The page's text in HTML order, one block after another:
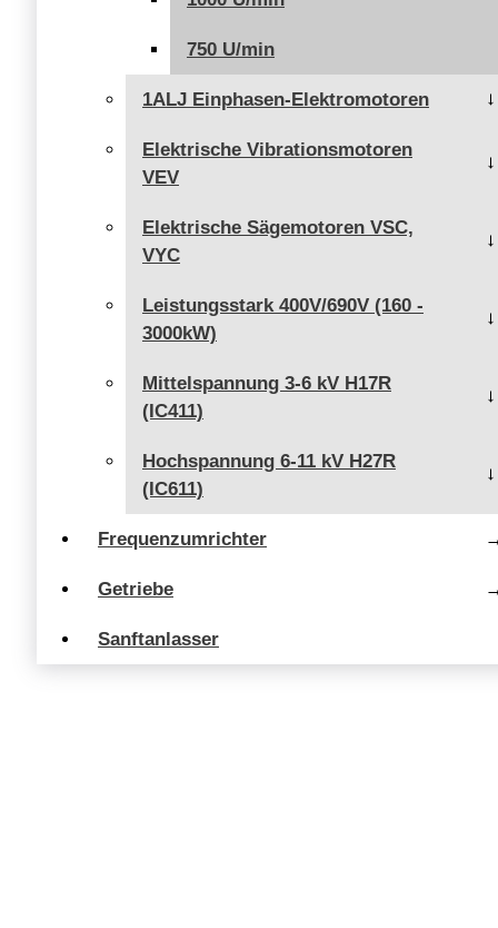
750 U/min
1ALJ Einphasen-Elektromotoren
Elektrische Vibrationsmotoren
VEV
Elektrische Sägemotoren VSC,
VYC
Leistungsstark 400V/690V (160 -
3000kW)
Mittelspannung 3-6 kV H17R
(IC411)
Hochspannung 6-11 kV H27R
(IC611)
Frequenzumrichter
Getriebe
Sanftanlasser